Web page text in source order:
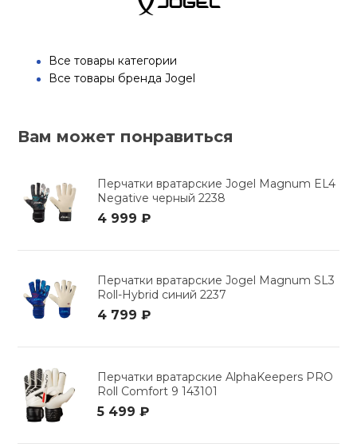
Все товары категории
Все товары бренда Jogel
Вам может понравиться
Перчатки вратарские Jogel Magnum EL4
Negative черный 2238
4 999 ₽
Перчатки вратарские Jogel Magnum SL3
Roll-Hybrid синий 2237
4 799 ₽
Перчатки вратарские AlphaKeepers PRO
Roll Comfort 9 143101
5 499 ₽